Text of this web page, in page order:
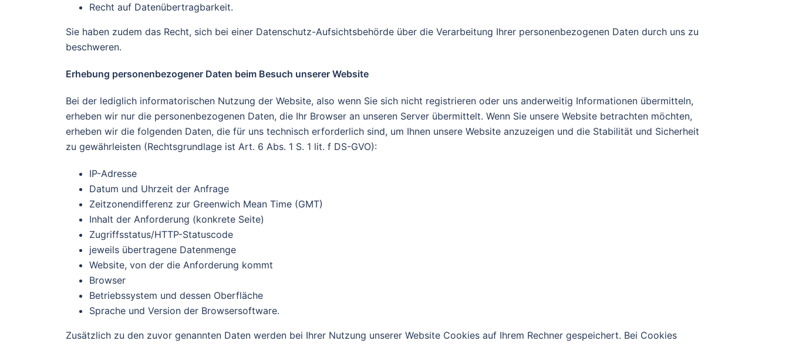
Recht auf Datenübertragbarkeit.
Sie haben zudem das Recht, sich bei einer Datenschutz-Aufsichtsbehörde über die Verarbeitung Ihrer personenbezogenen Daten durch uns zu
beschweren.
Erhebung personenbezogener Daten beim Besuch unserer Website
Bei der lediglich informatorischen Nutzung der Website, also wenn Sie sich nicht registrieren oder uns anderweitig Informationen übermitteln,
erheben wir nur die personenbezogenen Daten, die Ihr Browser an unseren Server übermittelt. Wenn Sie unsere Website betrachten möchten,
erheben wir die folgenden Daten, die für uns technisch erforderlich sind, um Ihnen unsere Website anzuzeigen und die Stabilität und Sicherheit
zu gewährleisten (Rechtsgrundlage ist Art. 6 Abs. 1 S. 1 lit. f DS-GVO):
IP-Adresse
Datum und Uhrzeit der Anfrage
Zeitzonendifferenz zur Greenwich Mean Time (GMT)
Inhalt der Anforderung (konkrete Seite)
Zugriffsstatus/HTTP-Statuscode
jeweils übertragene Datenmenge
Website, von der die Anforderung kommt
Browser
Betriebssystem und dessen Oberfläche
Sprache und Version der Browsersoftware.
Zusätzlich zu den zuvor genannten Daten werden bei Ihrer Nutzung unserer Website Cookies auf Ihrem Rechner gespeichert. Bei Cookies